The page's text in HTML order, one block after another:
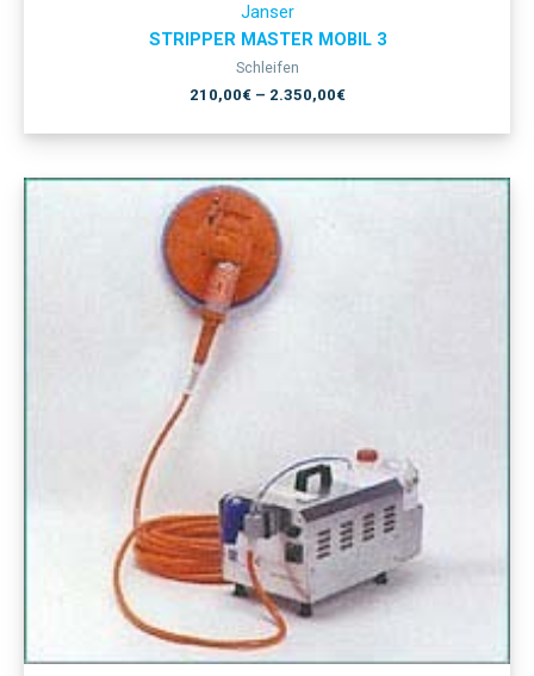
Janser
STRIPPER MASTER MOBIL 3
Schleifen
210,00€– 2.350,00€